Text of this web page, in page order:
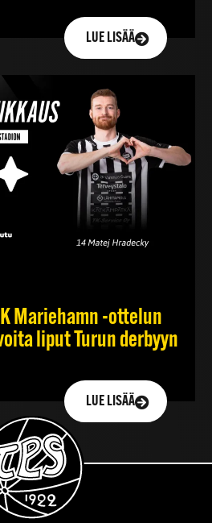
LUE LISÄÄ
Mariehamn -ottelun
liput Turun derbyyn
LUE LISÄÄ